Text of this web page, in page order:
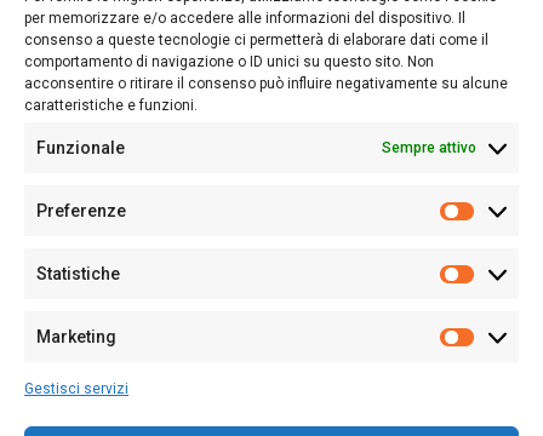
per memorizzare e/o accedere alle informazioni del dispositivo. Il
consenso a queste tecnologie ci permetterà di elaborare dati come il
comportamento di navigazione o ID unici su questo sito. Non
acconsentire o ritirare il consenso può influire negativamente su alcune
caratteristiche e funzioni.
Funzionale Sempre attivo
Preferenze
Statistiche
Marketing
Gestisci servizi
nostro passato e, soprattutto, al nostro futuro
Follow Us
Sede:Via Cristoforo Colombo 09013 Carbonia
Partita IVA02270380922
128/2020 del 10/02/2020
Per la Pubblicità: